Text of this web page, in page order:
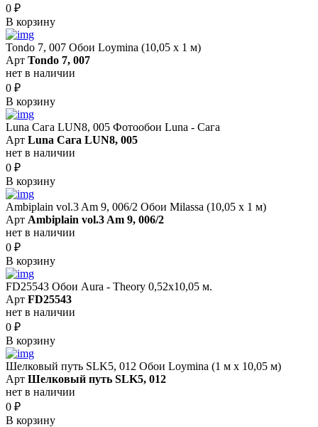
0 ₽
В корзину
Tondo 7, 007 Обои Loymina (10,05 х 1 м)
Арт Tondo 7, 007
нет в наличии
0 ₽
В корзину
Luna Сага LUN8, 005 Фотообои Luna - Сага
Арт Luna Сага LUN8, 005
нет в наличии
0 ₽
В корзину
Ambiplain vol.3 Am 9, 006/2 Обои Milassa (10,05 х 1 м)
Арт Ambiplain vol.3 Am 9, 006/2
нет в наличии
0 ₽
В корзину
FD25543 Обои Aura - Theory 0,52x10,05 м.
Арт FD25543
нет в наличии
0 ₽
В корзину
Шелковый путь SLK5, 012 Обои Loymina (1 м х 10,05 м)
Арт Шелковый путь SLK5, 012
нет в наличии
0 ₽
В корзину